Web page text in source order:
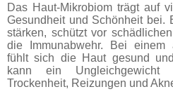
Das Haut-Mikrobiom trägt auf
Gesundheit und Schönheit bei.
stärken, schützt vor
die Immunabwehr. Bei einem
fühlt sich die Haut gesund
kann ein Ungleichgewicht
Trockenheit, Reizungen und